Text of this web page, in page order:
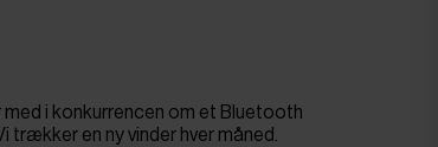
med i konkurrencen om et Bluetooth
trækker en ny vinder hver måned.